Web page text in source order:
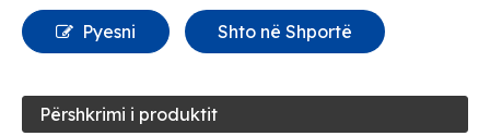
Pyesni Shto në Shportë
Përshkrimi i produktit